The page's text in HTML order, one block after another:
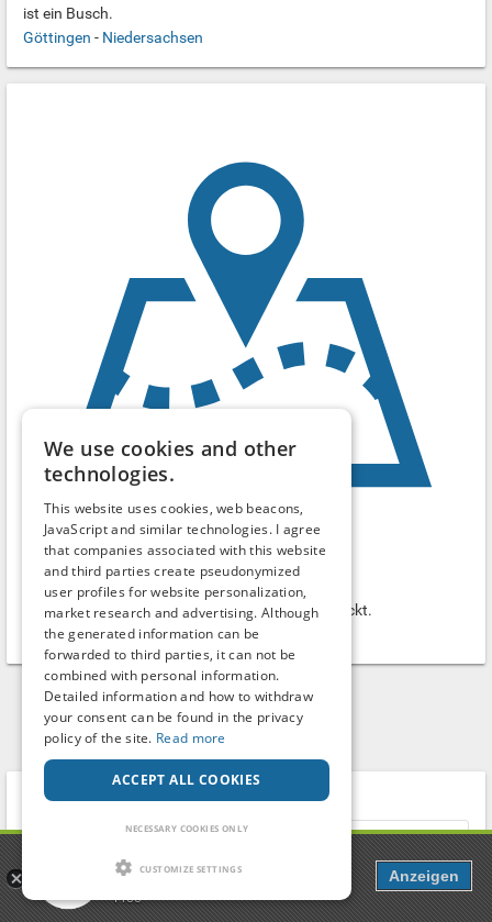
ist ein Busch.
Göttingen - Niedersachsen
Bushaltestelle am Kehr
Die Autos sind gut zwischen den Bäumen versteckt.
Göttingen-Niedersachsen
1 2
Search term
Dating, Chat & more
Free
Anzeigen
We use cookies and other
technologies.
This website uses cookies, web beacons,
JavaScript and similar technologies. I agree
that companies associated with this website
and third parties create pseudonymized
user profiles for website personalization,
market research and advertising. Although
the generated information can be
forwarded to third parties, it can not be
combined with personal information.
Detailed information and how to withdraw
your consent can be found in the privacy
policy of the site. Read more
ACCEPT ALL COOKIES
NECESSARY COOKIES ONLY
CUSTOMIZE SETTINGS